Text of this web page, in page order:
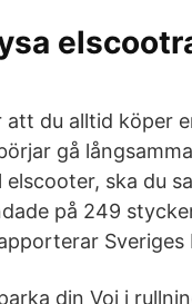
du alltid köper
gå
ska du
på 249
Sveriges
din Voi i